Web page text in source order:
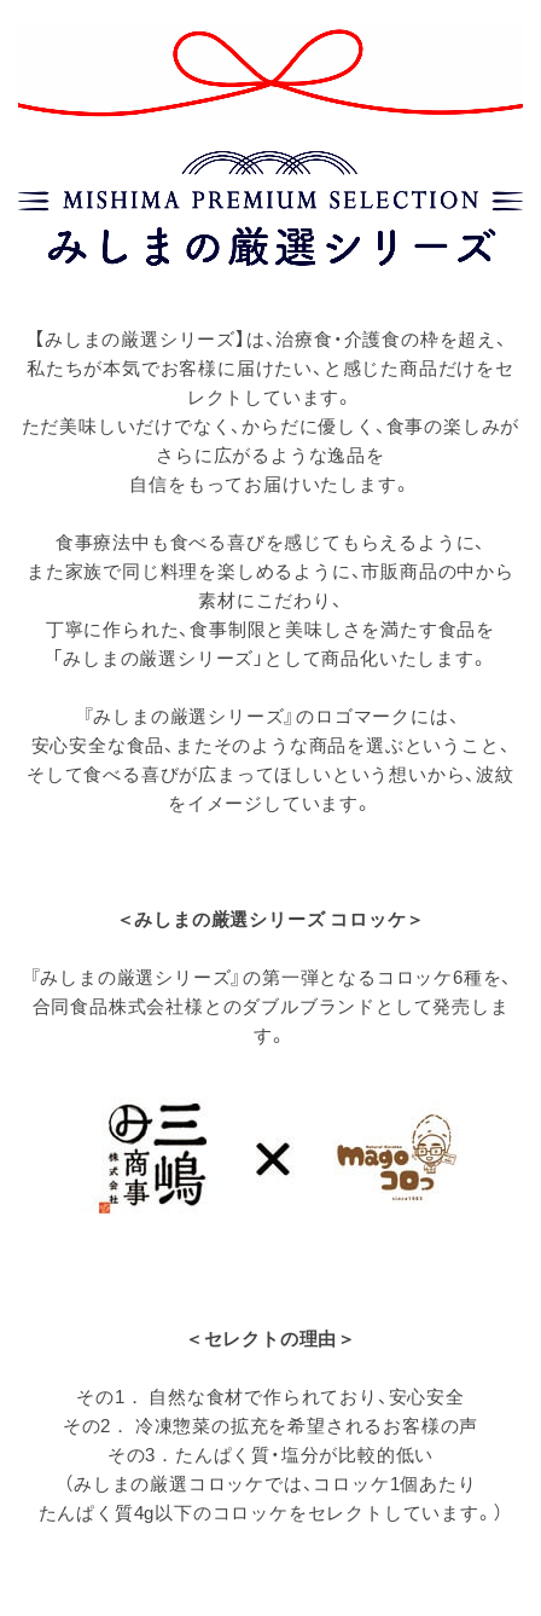
【みしまの厳選シリーズ】は、治療食・介護食の枠を超え、
私たちが本気でお客様に届けたい、と感じた商品だけをセ
レクトしています。
ただ美味しいだけでなく、からだに優しく、食事の楽しみが
さらに広がるような逸品を
自信をもってお届けいたします。
食事療法中も食べる喜びを感じてもらえるように、
また家族で同じ料理を楽しめるように、市販商品の中から
素材にこだわり、
丁寧に作られた、食事制限と美味しさを満たす食品を
「みしまの厳選シリーズ」として商品化いたします。
『みしまの厳選シリーズ』のロゴマークには、
安心安全な食品、またそのような商品を選ぶということ、
そして食べる喜びが広まってほしいという想いから、波紋
をイメージしています。
＜みしまの厳選シリーズ コロッケ＞
『みしまの厳選シリーズ』の第一弾となるコロッケ6種を、
合同食品株式会社様とのダブルブランドとして発売しま
す。
＜セレクトの理由＞
その1． 自然な食材で作られており、安心安全
その2． 冷凍惣菜の拡充を希望されるお客様の声
その3．たんぱく質・塩分が比較的低い
（みしまの厳選コロッケでは、コロッケ1個あたり
たんぱく質4g以下のコロッケをセレクトしています。）